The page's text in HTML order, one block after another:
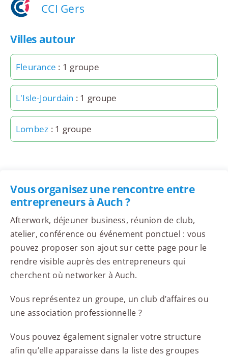
CCI Gers
Villes autour
Fleurance : 1 groupe
L'Isle-Jourdain : 1 groupe
Lombez : 1 groupe
Vous organisez une rencontre entre
entrepreneurs à Auch ?
Afterwork, déjeuner business, réunion de club,
atelier, conférence ou événement ponctuel : vous
pouvez proposer son ajout sur cette page pour le
rendre visible auprès des entrepreneurs qui
cherchent où networker à Auch.
Vous représentez un groupe, un club d’affaires ou
une association professionnelle ?
Vous pouvez également signaler votre structure
afin qu’elle apparaisse dans la liste des groupes